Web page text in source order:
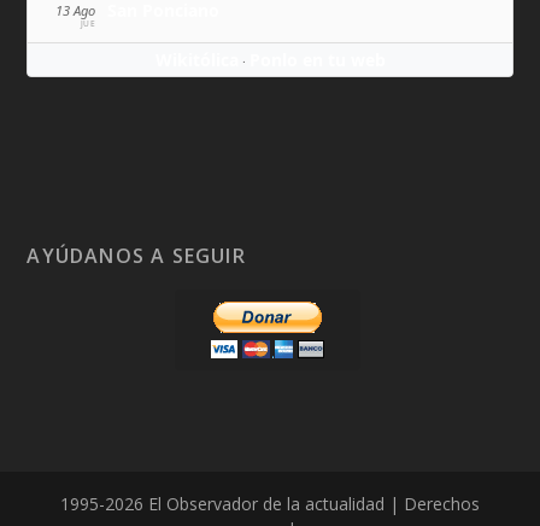
13 Ago
JUE
·
AYÚDANOS A SEGUIR
1995-2026 El Observador de la actualidad | Derechos